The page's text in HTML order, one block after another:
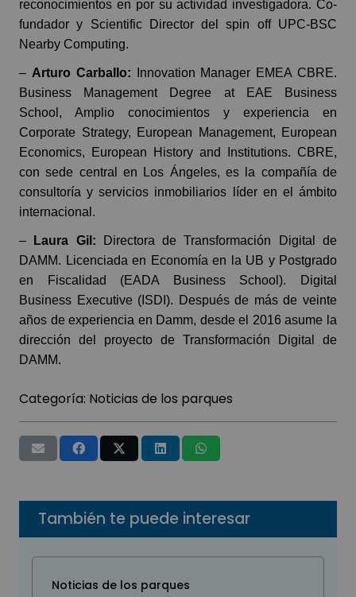
reconocimientos en por su actividad investigadora. Co-
fundador y Scientific Director del spin off UPC-BSC
Nearby Computing.
– Arturo Carballo: Innovation Manager EMEA CBRE.
Business Management Degree at EAE Business
School, Amplio conocimientos y experiencia en
Corporate Strategy, European Management, European
Economics, European History and Institutions. CBRE,
con sede central en Los Ángeles, es la compañía de
consultoría y servicios inmobiliarios líder en el ámbito
internacional.
– Laura Gil: Directora de Transformación Digital de
DAMM. Licenciada en Economía en la UB y Postgrado
en Fiscalidad (EADA Business School). Digital
Business Executive (ISDI). Después de más de veinte
años de experiencia en Damm, desde el 2016 asume la
dirección del proyecto de Transformación Digital de
DAMM.
Categoría: Noticias de los parques
También te puede interesar
Noticias de los parques